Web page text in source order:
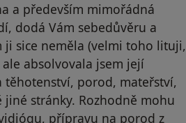
a především mimořádná
dodá Vám sebedůvěru a
sice neměla (velmi toho lituji,
absolvovala jsem její
těhotenství, porod, mateřství,
stránky. Rozhodně mohu
přípravu na porod z